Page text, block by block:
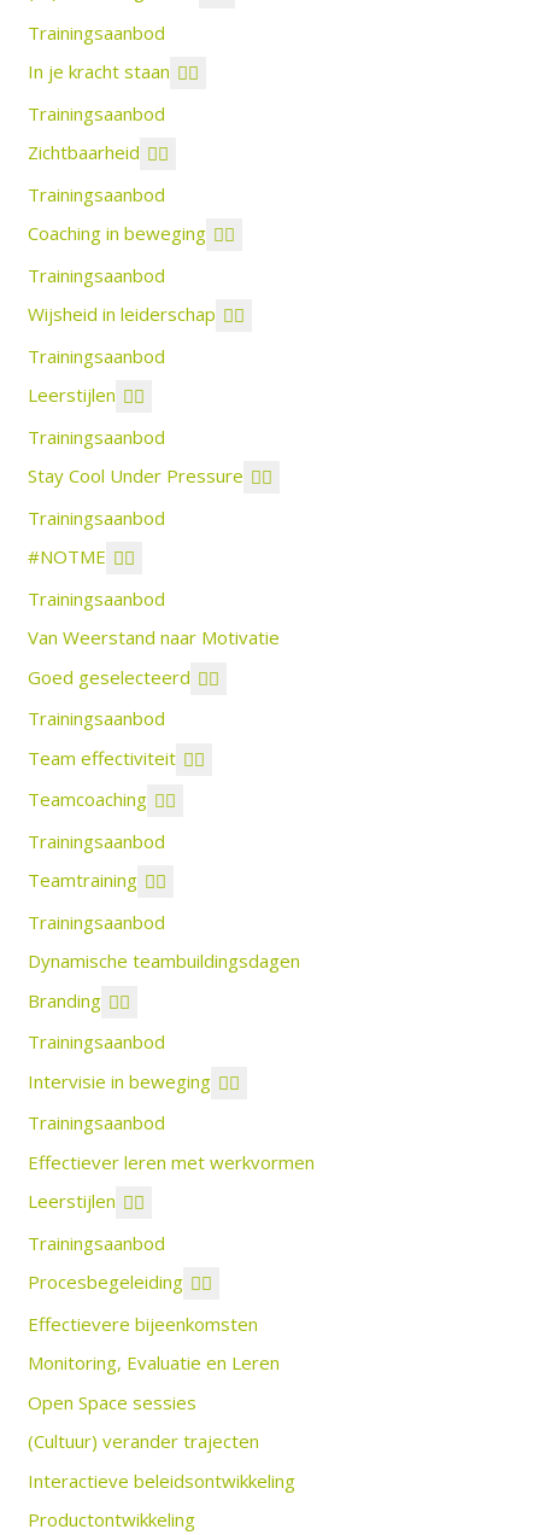
Trainingsaanbod
In je kracht staan
Trainingsaanbod
Zichtbaarheid
Trainingsaanbod
Coaching in beweging
Trainingsaanbod
Wijsheid in leiderschap
Trainingsaanbod
Leerstijlen
Trainingsaanbod
Stay Cool Under Pressure
Trainingsaanbod
#NOTME
Trainingsaanbod
Van Weerstand naar Motivatie
Goed geselecteerd
Trainingsaanbod
Team effectiviteit
Teamcoaching
Trainingsaanbod
Teamtraining
Trainingsaanbod
Dynamische teambuildingsdagen
Branding
Trainingsaanbod
Intervisie in beweging
Trainingsaanbod
Effectiever leren met werkvormen
Leerstijlen
Trainingsaanbod
Procesbegeleiding
Effectievere bijeenkomsten
Monitoring, Evaluatie en Leren
Open Space sessies
(Cultuur) verander trajecten
Interactieve beleidsontwikkeling
Productontwikkeling